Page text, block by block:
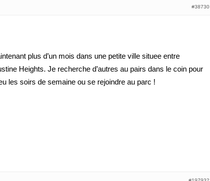
#38730
plus d’un mois dans une petite ville situee entre
Heights. Je recherche d’autres au pairs dans le coin pour
les soirs de semaine ou se rejoindre au parc !